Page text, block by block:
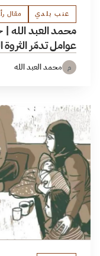
عنب بلدي مقال
محمد العبد
عوامل تدمّر الثروة
م محمد العبد الله